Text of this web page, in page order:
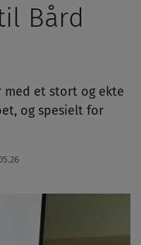
Bård
med et stort og ekte
og spesielt for